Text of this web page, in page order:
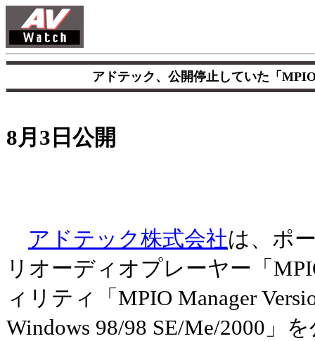
アドテック、公開停止していた「
8月3日公開
アドテック株式会社は、ポ
リオーディオプレーヤー「
ィリティ「MPIO Manager
Windows 98/98 SE/Me/2000」